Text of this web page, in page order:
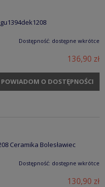
Dostępność: dostępne wkrótce
136,90 zł
POWIADOM O DOSTĘPNOŚCI
Ceramika Bolesławiec
Dostępność: dostępne wkrótce
130,90 zł